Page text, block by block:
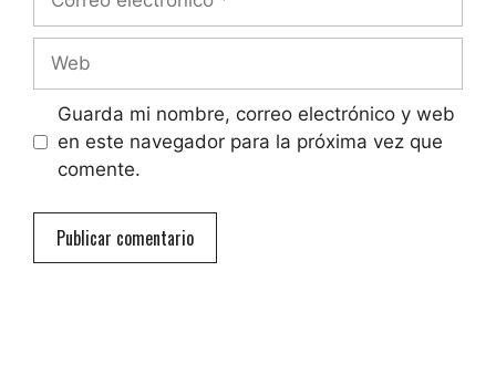
Web
Guarda mi nombre, correo electrónico y web
en este navegador para la próxima vez que
comente.